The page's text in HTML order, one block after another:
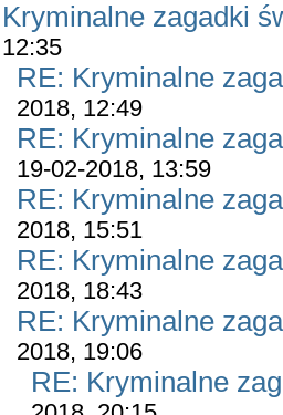
Kryminalne zagadki
12:35
RE: Kryminalne
2018, 12:49
RE: Kryminalne
19-02-2018, 13:59
RE: Kryminalne
2018, 15:51
RE: Kryminalne
2018, 18:43
RE: Kryminalne
2018, 19:06
RE: Kryminalne